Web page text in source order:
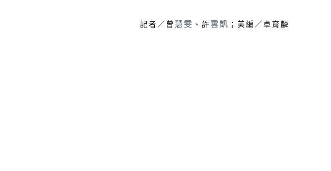
記者／曾 慧雯 、許雲凱 ；美編／卓育麟